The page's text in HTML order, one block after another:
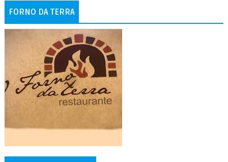
FORNO DA TERRA